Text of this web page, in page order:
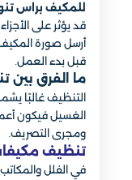
للمكيف براس
قد يؤثر على
أرسل صورة
قبل بدء العمل.
ما الفرق بين
التنظيف غالبًا
الغسيل فيكون
ومجرى التصريف.
تنظيف
في الفلل